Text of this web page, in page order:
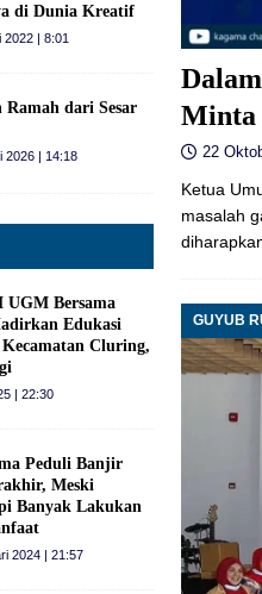
Minta
22
Ketua
masalah
GUYUB
di Dunia Kreatif
2022 | 8:01
Ramah dari Sesar
2026 | 14:18
Bersama
Edukasi
Cluring,
| 22:30
Peduli Banjir
Meski
Banyak Lakukan
2024 | 21:57